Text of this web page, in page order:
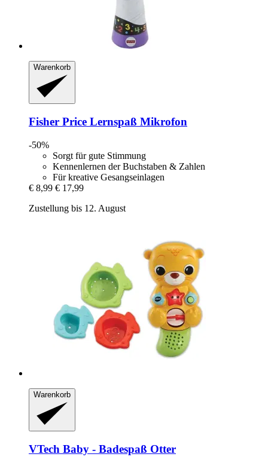
Warenkorb
Fisher Price Lernspaß Mikrofon
-50%
Sorgt für gute Stimmung
Kennenlernen der Buchstaben & Zahlen
Für kreative Gesangseinlagen
€ 8,99 € 17,99
Zustellung bis 12. August
Warenkorb
VTech Baby -​ Badespaß Otter